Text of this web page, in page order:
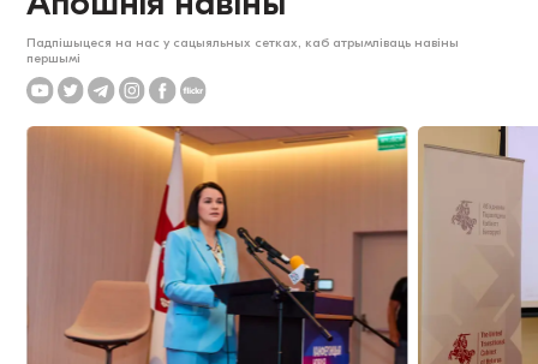
Падпішыцеся на нас у сацыяльных сетках, каб атрымліваць навіны
першымі